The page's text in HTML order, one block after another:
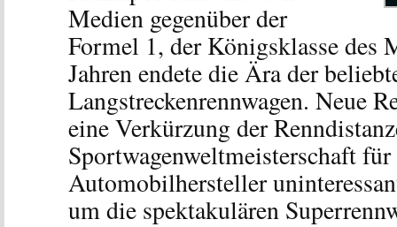
Medien gegenüber der
Formel 1, der Königsklasse des
Jahren endete die Ära der
Langstreckenrennwagen. Neue
eine Verkürzung der
Sportwagenweltmeisterschaft
Automobilhersteller
um die spektakulären